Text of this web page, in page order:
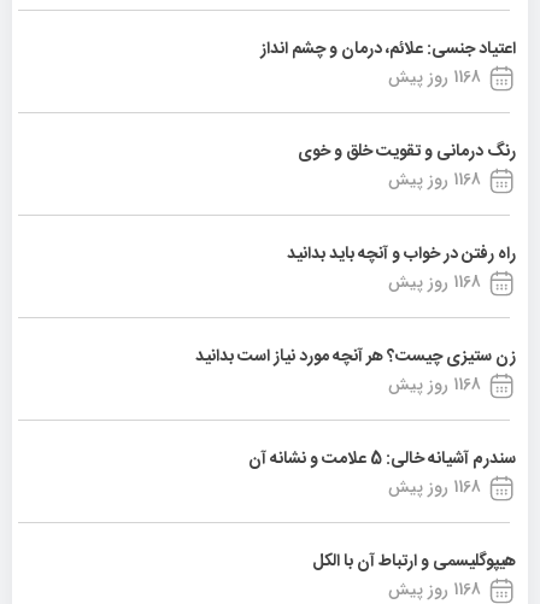
اعتیاد جنسی: علائم، درمان و چشم انداز
1168 روز پیش
رنگ درمانی و تقویت خلق و خوی
1168 روز پیش
راه رفتن در خواب و آنچه باید بدانید
1168 روز پیش
زن ستیزی چیست؟ هر آنچه مورد نیاز است بدانید
1168 روز پیش
سندرم آشیانه خالی: 5 علامت و نشانه آن
1168 روز پیش
هیپوگلیسمی و ارتباط آن با الکل
1168 روز پیش